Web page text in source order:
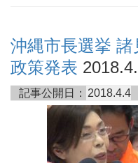
沖縄市長選挙
政策発表
記事公開日： 2018.4.4